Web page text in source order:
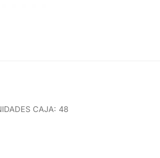
CAJA: 48